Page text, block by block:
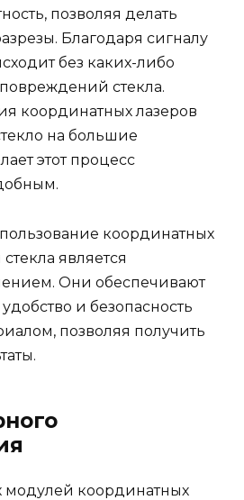
позволяя делать
Благодаря сигналу
без каких-либо
стекла.
координатных лазеров
на большие
этот процесс
координатных
является
Они обеспечивают
и безопасность
позволяя получить
координатных